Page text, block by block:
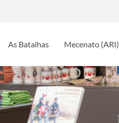
As Batalhas Mecenato (ARI)